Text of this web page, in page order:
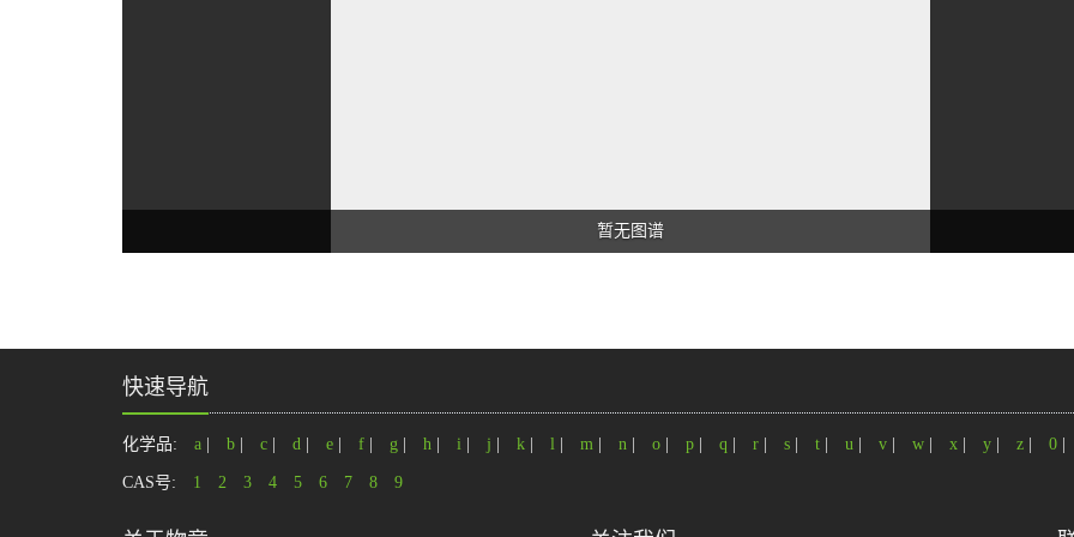
暂无图谱
快速导航
化学品: a b c d e f g h i j k l m n o p q r s t u v w x y z 0
CAS号: 1 2 3 4 5 6 7 8 9